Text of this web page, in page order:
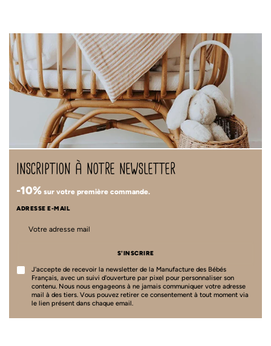
inscription à notre newsletter
-10% sur votre première commande.
ADRESSE E-MAIL
S'INSCRIRE
J'accepte de recevoir la newsletter de la Manufacture des Bébés
Français, avec un suivi d'ouverture par pixel pour personnaliser son
contenu. Nous nous engageons à ne jamais communiquer votre adresse
mail à des tiers. Vous pouvez retirer ce consentement à tout moment via
le lien présent dans chaque email.